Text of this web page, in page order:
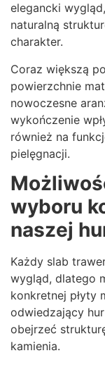
elegancki
naturalną
charakter.
Coraz większą
powierzchnie
nowoczesne
wykończenie
również na
pielęgnacji.
wyboru
naszej
Każdy slab
wygląd, dlatego
konkretnej płyty
odwiedzający
obejrzeć
kamienia.